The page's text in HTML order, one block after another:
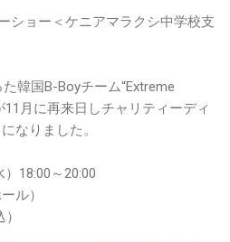
ショー＜ケニアマラクシ中学校支
韓国B-Boyチーム“Extreme
11月に再来日しチャリティーディ
なりました。
18:00～20:00
ル）